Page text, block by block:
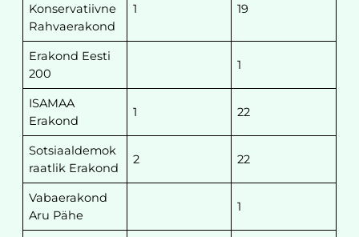
Konservatiivne
Rahvaerakond
1 19
Erakond Eesti
200
1
ISAMAA
Erakond
1 22
Sotsiaaldemok
raatlik Erakond
2 22
Vabaerakond
Aru Pähe
1